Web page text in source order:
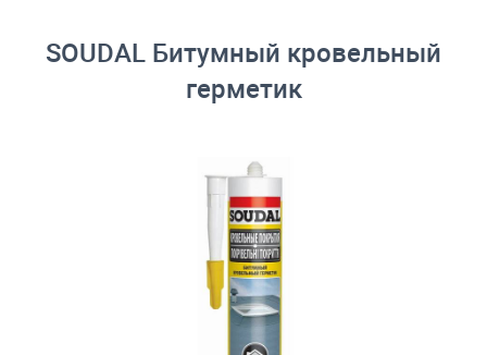
SOUDAL Битумный кровельный
герметик